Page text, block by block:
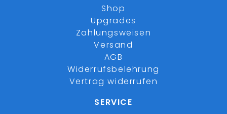
Shop
Upgrades
Zahlungsweisen
Versand
AGB
Widerrufsbelehrung
Vertrag widerrufen
SERVICE